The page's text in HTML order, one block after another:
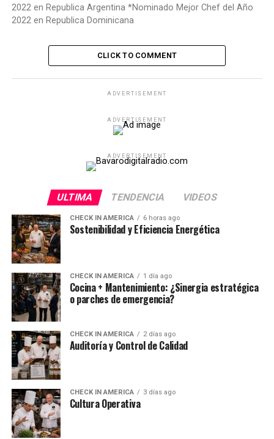
2022 en Republica Argentina *Nominado Mejor Chef del Año
2022 en Republica Dominicana
CLICK TO COMMENT
ADVERTISEMENT
ADVERTISEMENT
ADVERTISEMENT
ULTIMA TENDENCIA VIDEOS
CHECK IN AMERICA 6 horas ago
Sostenibilidad y Eficiencia Energética
CHECK IN AMERICA 1 día ago
Cocina + Mantenimiento: ¿Sinergia estratégica
o parches de emergencia?
CHECK IN AMERICA 2 días ago
Auditoría y Control de Calidad
CHECK IN AMERICA 3 días ago
Cultura Operativa